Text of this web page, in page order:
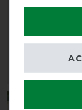
couverture
avant 109,95 €
LISTE DE